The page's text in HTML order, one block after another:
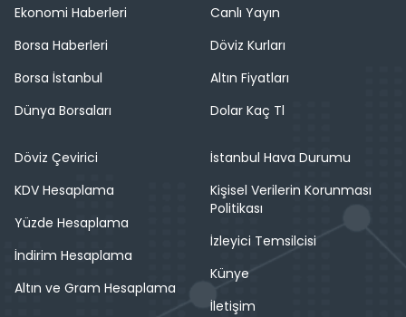
Ekonomi Haberleri
Borsa Haberleri
Borsa İstanbul
Dünya Borsaları
Canlı Yayın
Döviz Kurları
Altın Fiyatları
Dolar Kaç Tl
Döviz Çevirici
KDV Hesaplama
Yüzde Hesaplama
İndirim Hesaplama
Altın ve Gram Hesaplama
İstanbul Hava Durumu
Kişisel Verilerin Korunması
Politikası
İzleyici Temsilcisi
Künye
İletişim